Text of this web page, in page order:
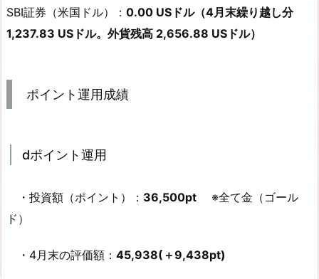
SBI証券（米国ドル）： 0.00 USドル（4月末繰り越し分
1,237.83 USドル。外貨残高 2,656.88 USドル）
ポイント運用成績
dポイント運用
・投資額（ポイント）： 36,500pt ※全て金（ゴール
ド）
・4月末の評価額： 45,938(＋9,438pt)